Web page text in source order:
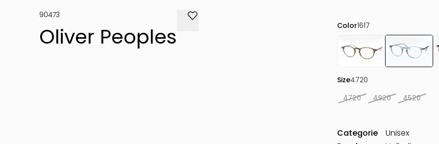
90473
Oliver Peoples Color1617
Size4720
4720
4920 4520
Categorie
Unisex